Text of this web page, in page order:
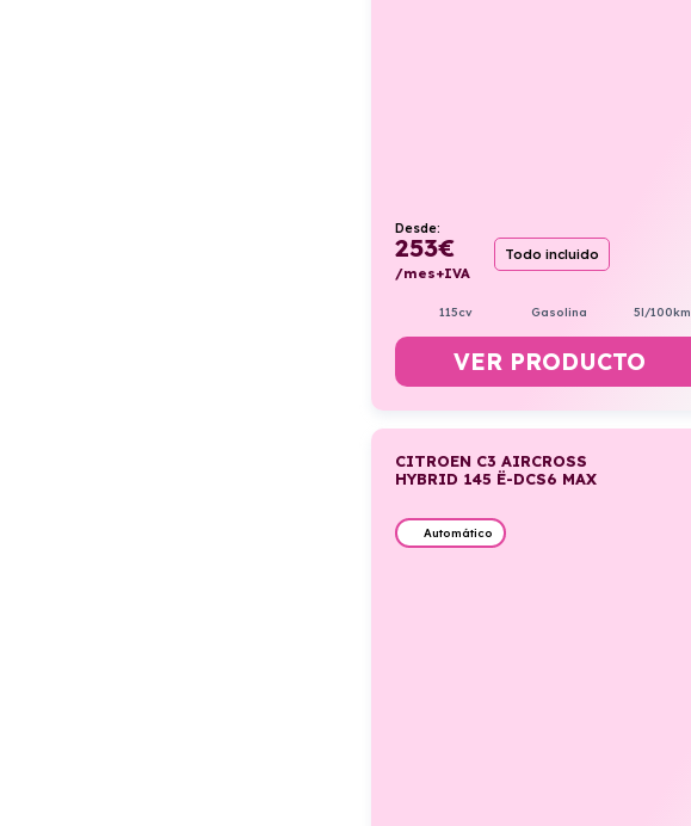
Desde:
253€
/mes+IVA
Todo incluido
115cv Gasolina 5l/100km
VER PRODUCTO
CITROEN C3 AIRCROSS
HYBRID 145 Ë-DCS6 MAX
Automático